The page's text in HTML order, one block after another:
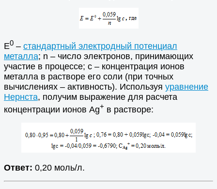
Е0 – стандартный электродный потенциал
металла; n – число электронов, принимающих
участие в процессе; с – концентрация ионов
металла в растворе его соли (при точных
вычислениях – активность). Используя уравнение
Нернста, получим выражение для расчета
концентрации ионов Ag+ в растворе:
Ответ: 0,20 моль/л.